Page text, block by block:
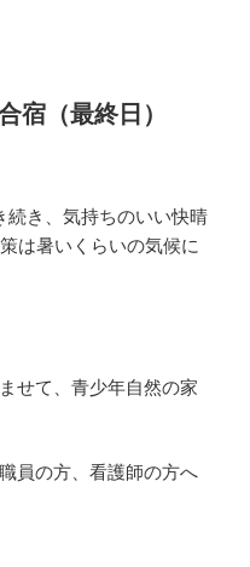
宿（最終日）
続き、気持ちのいい快晴
は暑いくらいの気候に
せて、青少年自然の家
員の方、看護師の方へ